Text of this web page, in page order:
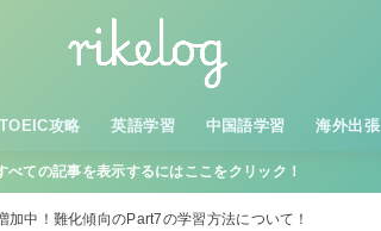
TOEIC攻略 英語学習 中国語学習 海外出張
べての記事を表示するにはここをクリック！
中！難化傾向のPart7の学習方法について！